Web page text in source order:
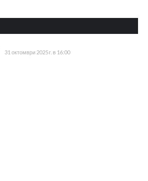
31 октомври 2025 г. в 16:00